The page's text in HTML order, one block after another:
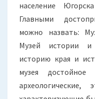
население
Главными
можно назвать:
Музей истории и
историю края и
музея
археологические,